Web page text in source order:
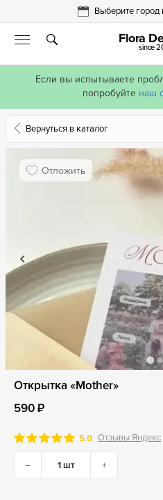
Если вы испытываете
попробуйте наш
Выберите город
Flora
since
Вернуться в каталог
Отложить
Открытка «Mother»
590 ₽
5.0 Отзывы Яндекс
– +